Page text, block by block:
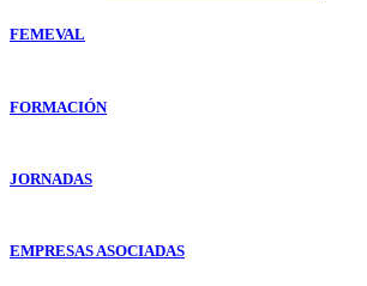
FEMEVAL
FORMACIÓN
JORNADAS
EMPRESAS ASOCIADAS